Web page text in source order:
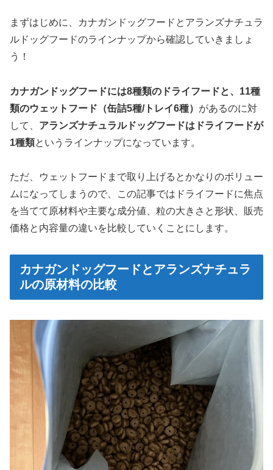
まずはじめに、カナガンドッグフードとアランズナチュラ
ルドッグフードのラインナップから確認していきましょ
う！
カナガンドッグフードには8種類のドライフードと、11種
類のウェットフード（缶詰5種/トレイ6種） があるのに対
して、 アランズナチュラルドッグフードはドライフードが
1種類というラインナップになっています。
ただ、ウェットフードまで取り上げるとかなりのボリュー
ムになってしまうので、この記事ではドライフードに焦点
を当てて原材料や主要な成分値、粒の大きさと形状、販売
価格と内容量の違いを比較していくことにします。
カナガンドッグフードとアランズナチュラ
ルの原材料の比較